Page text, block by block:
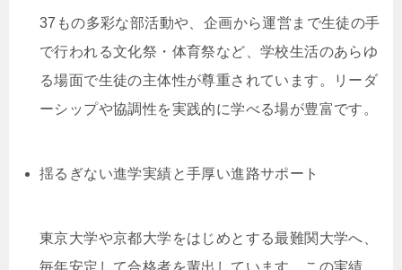
37もの多彩な部活動や、企画から運営まで生徒の手
で行われる文化祭・体育祭など、学校生活のあらゆ
る場面で生徒の主体性が尊重されています。リーダ
ーシップや協調性を実践的に学べる場が豊富です。
揺るぎない進学実績と手厚い進路サポート
東京大学や京都大学をはじめとする最難関大学へ、
毎年安定して合格者を輩出しています。この実績